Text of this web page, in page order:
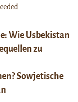
Wie Usbekistan
zu
Sowjetische